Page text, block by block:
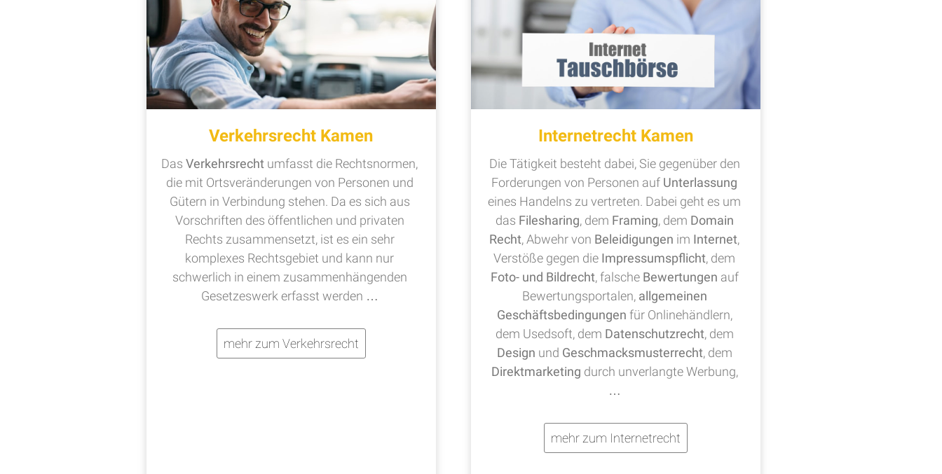
Verkehrsrecht Kamen
DasVerkehrsrecht umfasst die Rechtsnormen,
die mit Ortsveränderungen von Personen und
Gütern in Verbindung stehen. Da es sich aus
Vorschriften des öffentlichen und privaten
Rechts zusammensetzt, ist es ein sehr
komplexes Rechtsgebiet und kann nur
schwerlich in einem zusammenhängenden
Gesetzeswerk erfasst werden …
mehr zum Verkehrsrecht
Internetrecht Kamen
Die Tätigkeit besteht dabei, Sie gegenüber den
Forderungen von Personen auf Unterlassung
eines Handelns zu vertreten. Dabei geht es um
das Filesharing, dem Framing, dem Domain
Recht, Abwehr von Beleidigungen im Internet,
Verstöße gegen die Impressumspflicht, dem
Foto- und Bildrecht, falsche Bewertungen auf
Bewertungsportalen, allgemeinen
Geschäftsbedingungen für Onlinehändlern,
dem Usedsoft, dem Datenschutzrecht, dem
Design und Geschmacksmusterrecht, dem
Direktmarketing durch unverlangte Werbung,
…
mehr zum Internetrecht